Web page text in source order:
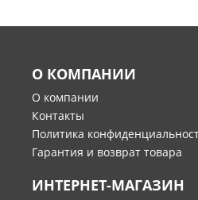
О КОМПАНИИ
О компании
Контакты
Политика
Гарантия и возврат товара
ИНТЕРНЕТ-МАГАЗИН